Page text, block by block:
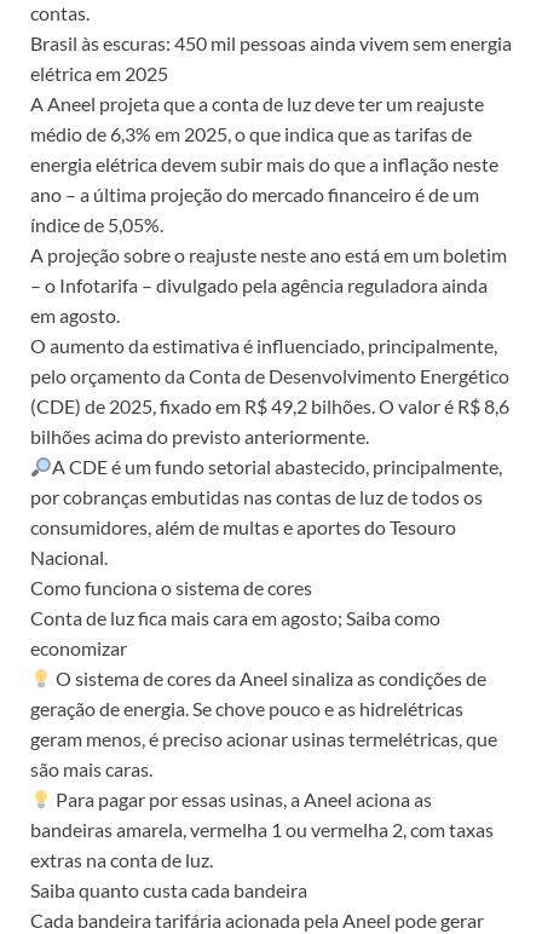
contas.
Brasil às escuras: 450 mil pessoas ainda vivem sem energia
elétrica em 2025
A Aneel projeta que a conta de luz deve ter um reajuste
médio de 6,3% em 2025, o que indica que as tarifas de
energia elétrica devem subir mais do que a inflação neste
ano – a última projeção do mercado financeiro é de um
índice de 5,05%.
A projeção sobre o reajuste neste ano está em um boletim
– o Infotarifa – divulgado pela agência reguladora ainda
em agosto.
O aumento da estimativa é influenciado, principalmente,
pelo orçamento da Conta de Desenvolvimento Energético
(CDE) de 2025, fixado em R$ 49,2 bilhões. O valor é R$ 8,6
bilhões acima do previsto anteriormente.
A CDE é um fundo setorial abastecido, principalmente,
por cobranças embutidas nas contas de luz de todos os
consumidores, além de multas e aportes do Tesouro
Nacional.
Como funciona o sistema de cores
Conta de luz fica mais cara em agosto; Saiba como
economizar
O sistema de cores da Aneel sinaliza as condições de
geração de energia. Se chove pouco e as hidrelétricas
geram menos, é preciso acionar usinas termelétricas, que
são mais caras.
Para pagar por essas usinas, a Aneel aciona as
bandeiras amarela, vermelha 1 ou vermelha 2, com taxas
extras na conta de luz.
Saiba quanto custa cada bandeira
Cada bandeira tarifária acionada pela Aneel pode gerar